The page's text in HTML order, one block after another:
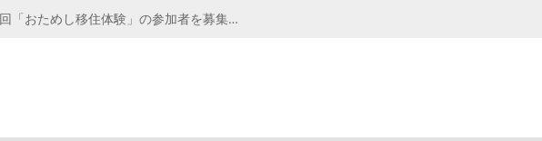
千葉の“小江戸” 香取市が第4回「おためし移住体験」の参加者を募集中！1人1泊2,000円を補助、築100年超の古民家に宿泊も